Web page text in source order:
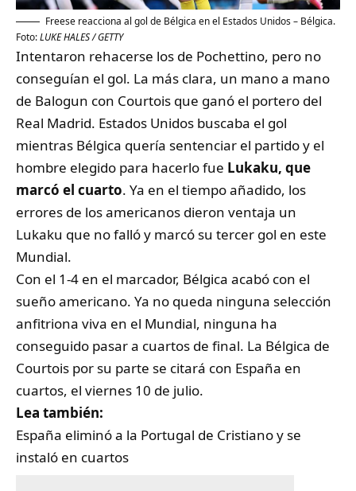
Freese reacciona al gol de Bélgica en el Estados Unidos – Bélgica.
Foto:LUKE HALES / GETTY
Intentaron rehacerse los de Pochettino, pero no
conseguían el gol. La más clara, un mano a mano
de Balogun con Courtois que ganó el portero del
Real Madrid. Estados Unidos buscaba el gol
mientras Bélgica quería sentenciar el partido y el
hombre elegido para hacerlo fue Lukaku, que
marcó el cuarto. Ya en el tiempo añadido, los
errores de los americanos dieron ventaja un
Lukaku que no falló y marcó su tercer gol en este
Mundial.
Con el 1-4 en el marcador, Bélgica acabó con el
sueño americano. Ya no queda ninguna selección
anfitriona viva en el Mundial, ninguna ha
conseguido pasar a cuartos de final. La Bélgica de
Courtois por su parte se citará con España en
cuartos, el viernes 10 de julio.
Lea también:
España eliminó a la Portugal de Cristiano y se
instaló en cuartos